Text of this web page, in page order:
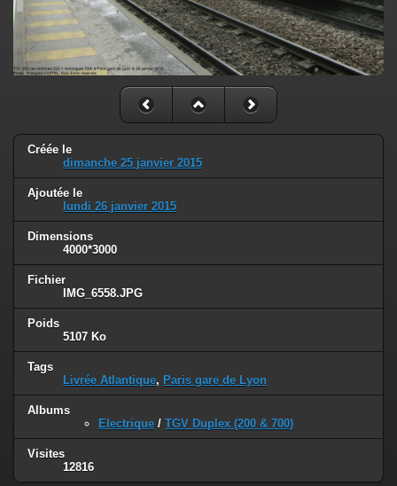
Créée le
dimanche 25 janvier 2015
Ajoutée le
lundi 26 janvier 2015
Dimensions
4000*3000
Fichier
IMG_6558.JPG
Poids
5107 Ko
Tags
Livrée Atlantique, Paris gare de Lyon
Albums
Electrique / TGV Duplex (200 & 700)
Visites
12816